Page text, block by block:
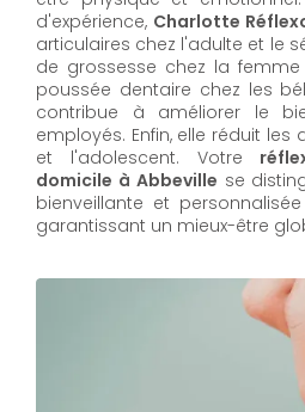
d'expérience, Charlotte
articulaires chez l'adulte et le
de grossesse chez la
poussée dentaire chez les
contribue à améliorer le
employés. Enfin, elle réduit les
et l'adolescent. Votre
domicile à Abbeville se
bienveillante et
garantissant un mieux-être